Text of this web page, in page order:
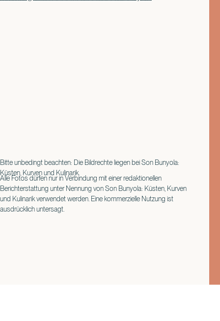
Bitte unbedingt beachten: Die Bildrechte liegen bei Son Bunyola:
Küsten, Kurven und Kulinarik.
Alle Fotos dürfen nur in Verbindung mit einer redaktionellen
Berichterstattung unter Nennung von Son Bunyola: Küsten, Kurven
und Kulinarik verwendet werden. Eine kommerzielle Nutzung ist
ausdrücklich untersagt.